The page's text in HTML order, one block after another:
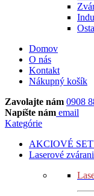
Domov
O nás
Kontakt
Nákupný košík
Zavolajte nám 0908
Napíšte nám email
Kategórie
AKCIOVÉ
Laserové